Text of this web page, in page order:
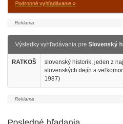
Podrobné vyhľadávanie »
Výsledky vyhľadávania pre Slovenský
RATKOŠ
slovenský historik, jeden z
slovenských dejín a
1987)